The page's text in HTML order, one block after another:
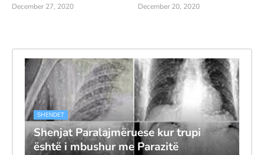
December 27, 2020 December 20, 2020
SHENDET
Shenjat Paralajmëruese kur trupi
është i mbushur me Parazitë